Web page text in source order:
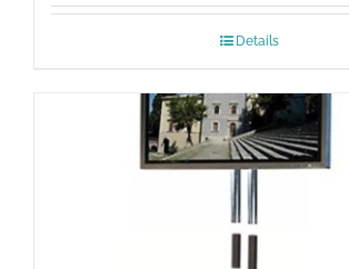
Details